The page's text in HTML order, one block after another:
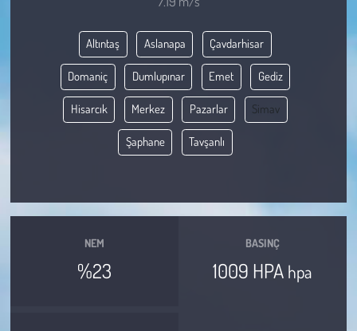
Altıntaş Aslanapa Çavdarhisar
Domaniç Dumlupınar Emet Gediz
Hisarcık Merkez Pazarlar Simav
Şaphane Tavşanlı
NEM
%23
BASINÇ
1009 HPA hpa
Hayvan Hakları
Çevre
Galeri
Vefat İlanları